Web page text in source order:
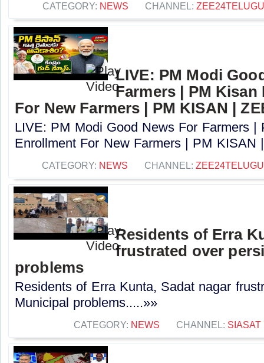
CATEGORY: NEWS CHANNEL:
LIVE: PM Modi
Farmers | PM
For New Farmers | PM KISAN |
LIVE: PM Modi Good News For Farmers |
Enrollment For New Farmers | PM KISAN
CATEGORY: NEWS CHANNEL:
Residents of Erra
frustrated over
problems
Residents of Erra Kunta, Sadat nagar
Municipal problems.....»»
CATEGORY: NEWS CHANNEL: SIASAT